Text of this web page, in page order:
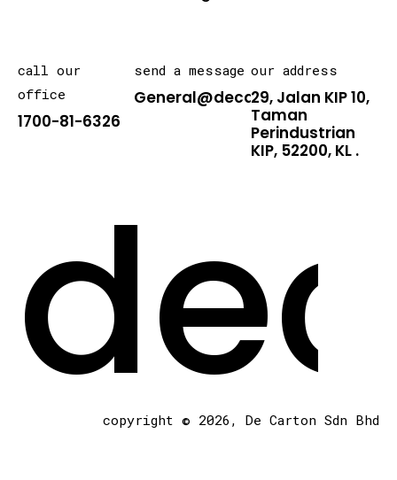
call our
office
1700-81-6326
send a message
General@decarton.asia
our address
29, Jalan KIP 10,
Taman
Perindustrian
KIP, 52200, KL .
copyright © 2026, De Carton Sdn Bhd